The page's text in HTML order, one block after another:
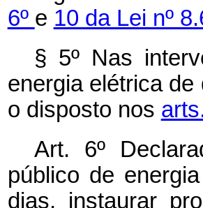
6º e 10 da Lei nº
§ 5º Nas
energia elétrica
o disposto nos
Art. 6º
público de
dias, instaurar